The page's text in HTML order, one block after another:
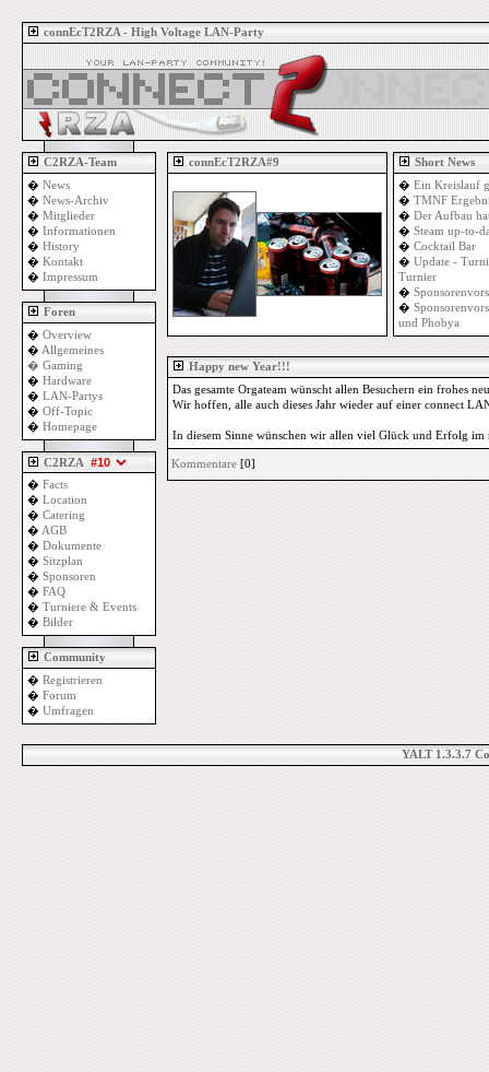
connEcT2RZA - High Voltage LAN-Party
C2RZA-Team
� News
� News-Archiv
� Mitglieder
� Informationen
� History
� Kontakt
� Impressum
Foren
� Overview
� Allgemeines
� Gaming
� Hardware
� LAN-Partys
� Off-Topic
� Homepage
C2RZA
� Facts
� Location
� Catering
� AGB
� Dokumente
� Sitzplan
� Sponsoren
� FAQ
� Turniere & Events
� Bilder
Community
� Registrieren
� Forum
� Umfragen
connEcT2RZA#9
Short News
� Ein Kreislauf
� TMNF
� Der Aufbau
� Steam up-to-
� Cocktail Bar
� Update -
Turnier
�
�
und Phobya
Happy new Year!!!
Das gesamte Orgateam wünscht allen Besuchern ein frohes
Wir hoffen, alle auch dieses Jahr wieder auf einer connect
In diesem Sinne wünschen wir allen viel Glück und Erfolg im
Kommentare [0]
YALT 1.3.3.7